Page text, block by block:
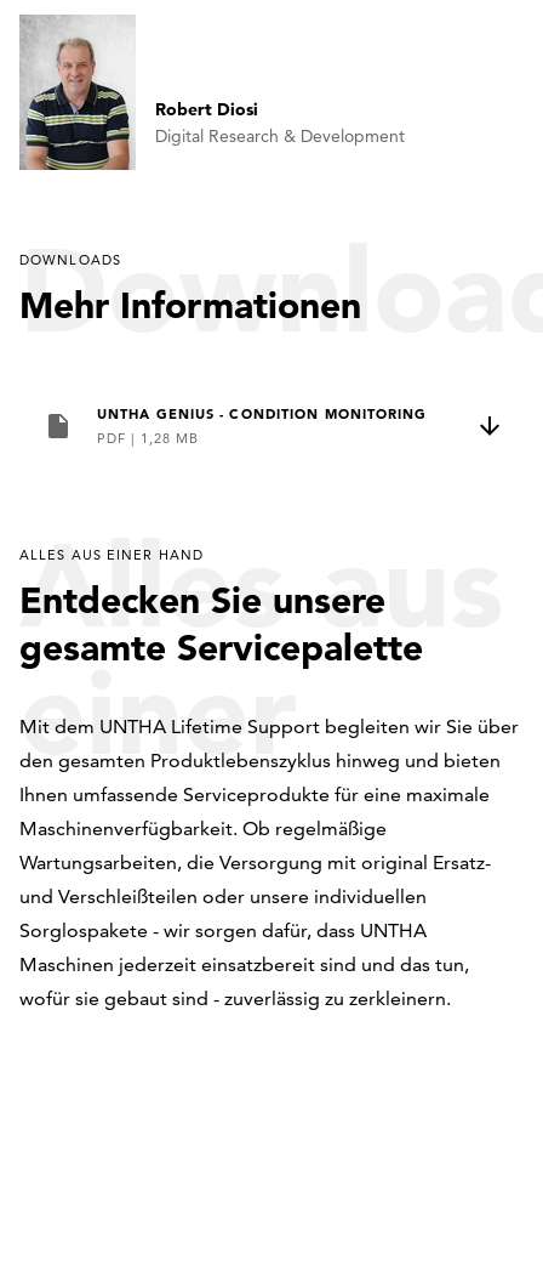
Robert Diosi
Digital Research & Development
DOWNLOADS
Mehr Informationen
UNTHA GENIUS - CONDITION MONITORING
PDF | 1,28 MB
Alles aus
einer
Hand
ALLES AUS EINER HAND
Entdecken Sie unsere
gesamte Servicepalette
Mit dem UNTHA Lifetime Support begleiten wir Sie über
den gesamten Produktlebenszyklus hinweg und bieten
Ihnen umfassende Serviceprodukte für eine maximale
Maschinenverfügbarkeit. Ob regelmäßige
Wartungsarbeiten, die Versorgung mit original Ersatz-
und Verschleißteilen oder unsere individuellen
Sorglospakete - wir sorgen dafür, dass UNTHA
Maschinen jederzeit einsatzbereit sind und das tun,
wofür sie gebaut sind - zuverlässig zu zerkleinern.